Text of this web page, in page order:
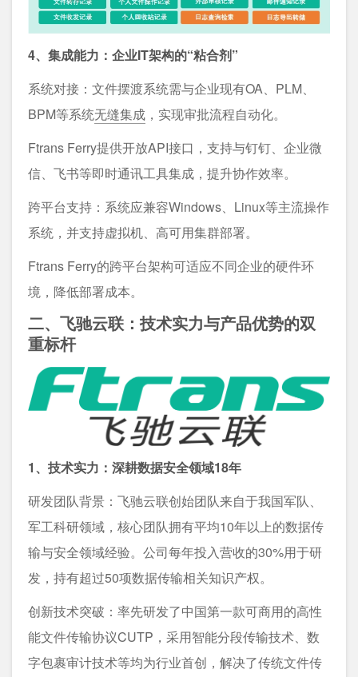
4、集成能力：企业IT架构的“粘合剂”
系统对接：文件摆渡系统需与企业现有OA、PLM、
BPM等系统无缝集成 ，实现审批流程自动化。
Ftrans Ferry提供开放API接口，支持与钉钉、企业微
信、飞书等即时通讯工具集成，提升协作效率。
跨平台支持：系统应兼容Windows、Linux等主流操作
系统，并支持虚拟机、高可用集群部署。
Ftrans Ferry的跨平台架构可适应不同企业的硬件环
境，降低部署成本。
二、飞驰云联：技术实力与产品优势的双
重标杆
1、技术实力：深耕数据安全领域18年
研发团队背景：飞驰云联创始团队来自于我国军队、
军工科研领域，核心团队拥有平均10年以上的数据传
输与安全领域经验。公司每年投入营收的30%用于研
发，持有超过50项数据传输相关知识产权。
创新技术突破：率先研发了中国第一款可商用的高性
能文件传输协议CUTP，采用智能分段传输技术、数
字包裹审计技术等均为行业首创，解决了传统文件传